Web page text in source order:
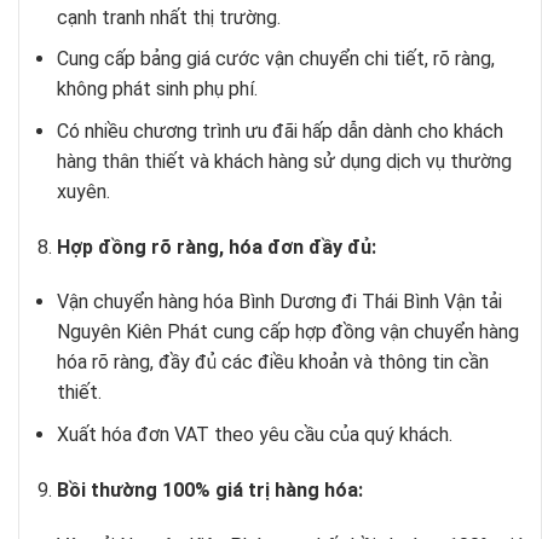
cạnh tranh nhất thị trường.
Cung cấp bảng giá cước vận chuyển chi tiết, rõ ràng,
không phát sinh phụ phí.
Có nhiều chương trình ưu đãi hấp dẫn dành cho khách
hàng thân thiết và khách hàng sử dụng dịch vụ thường
xuyên.
Hợp đồng rõ ràng, hóa đơn đầy đủ:
Vận chuyển hàng hóa Bình Dương đi Thái Bình Vận tải
Nguyên Kiên Phát cung cấp hợp đồng vận chuyển hàng
hóa rõ ràng, đầy đủ các điều khoản và thông tin cần
thiết.
Xuất hóa đơn VAT theo yêu cầu của quý khách.
Bồi thường 100% giá trị hàng hóa: